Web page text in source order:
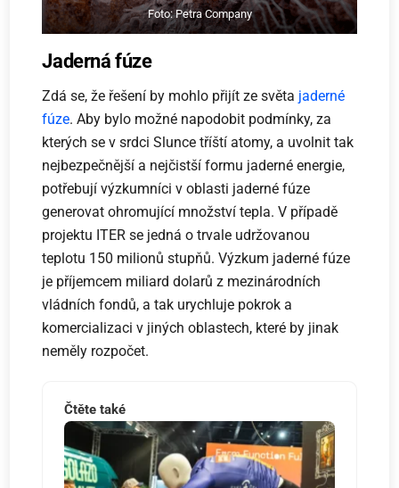
Foto: Petra Company
Jaderná fúze
Zdá se, že řešení by mohlo přijít ze světa jaderné
fúze. Aby bylo možné napodobit podmínky, za
kterých se v srdci Slunce tříští atomy, a uvolnit tak
nejbezpečnější a nejčistší formu jaderné energie,
potřebují výzkumníci v oblasti jaderné fúze
generovat ohromující množství tepla. V případě
projektu ITER se jedná o trvale udržovanou
teplotu 150 milionů stupňů. Výzkum jaderné fúze
je příjemcem miliard dolarů z mezinárodních
vládních fondů, a tak urychluje pokrok a
komercializaci v jiných oblastech, které by jinak
neměly rozpočet.
Čtěte také